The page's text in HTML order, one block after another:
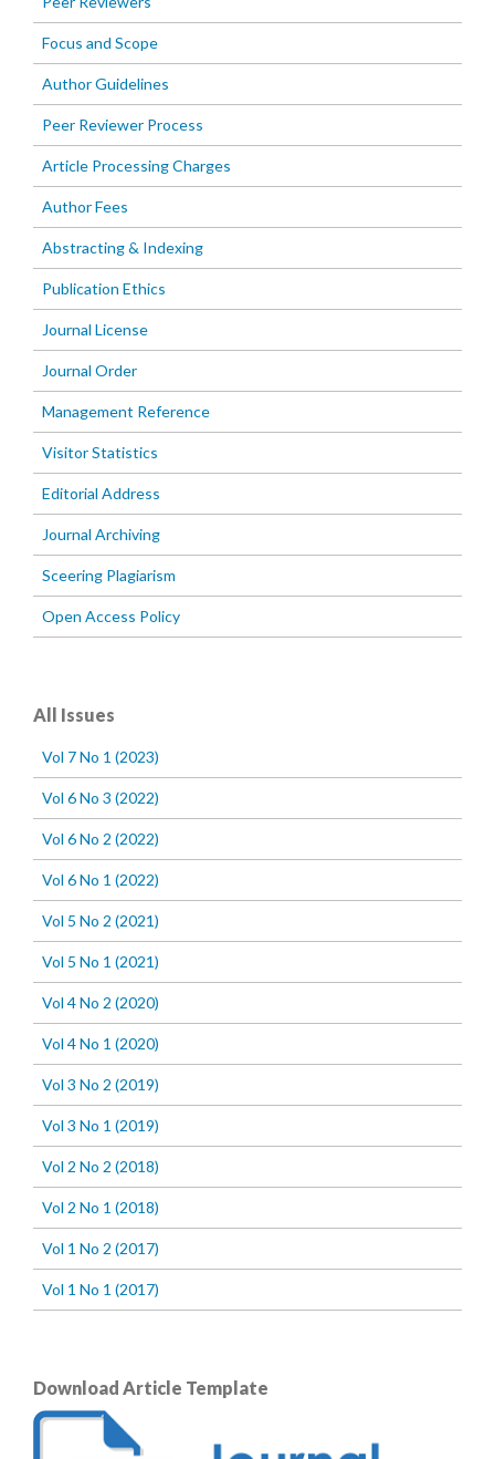
Focus and Scope
Author Guidelines
Peer Reviewer Process
Article Processing Charges
Author Fees
Abstracting & Indexing
Publication Ethics
Journal License
Journal Order
Management Reference
Visitor Statistics
Editorial Address
Journal Archiving
Sceering Plagiarism
Open Access Policy
All Issues
Vol 7 No 1 (2023)
Vol 6 No 3 (2022)
Vol 6 No 2 (2022)
Vol 6 No 1 (2022)
Vol 5 No 2 (2021)
Vol 5 No 1 (2021)
Vol 4 No 2 (2020)
Vol 4 No 1 (2020)
Vol 3 No 2 (2019)
Vol 3 No 1 (2019)
Vol 2 No 2 (2018)
Vol 2 No 1 (2018)
Vol 1 No 2 (2017)
Vol 1 No 1 (2017)
Download Article Template